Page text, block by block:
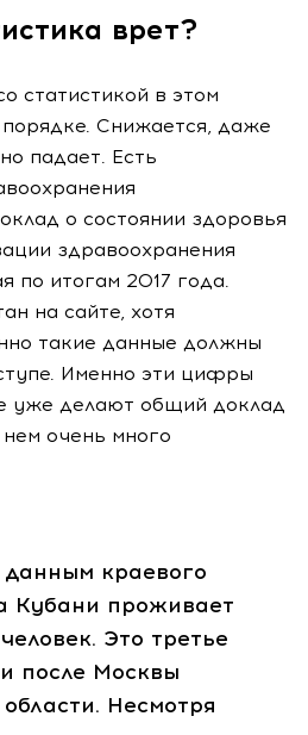
врет?
статистикой в этом
Снижается, даже
падает. Есть
о состоянии здоровья
здравоохранения
по итогам 2017 года.
на сайте, хотя
такие данные должны
Именно эти цифры
уже делают общий доклад
очень много
краевого
Кубани проживает
Это третье
после Москвы
Несмотря